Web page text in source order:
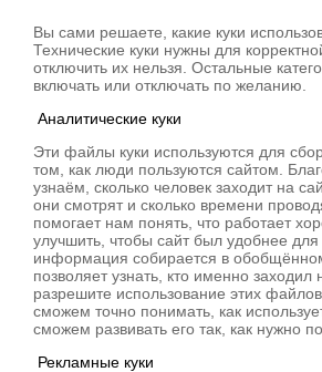
Вы сами решаете, какие куки
Технические куки нужны для
отключить их нельзя. Остальные
включать или отключать по желанию.
Аналитические куки
Эти файлы куки используются для
том, как люди пользуются сайтом.
узнаём, сколько человек заходит на
они смотрят и сколько времени
помогает нам понять, что работает
улучшить, чтобы сайт был удобнее для
информация собирается в
позволяет узнать, кто именно заходил
разрешите использование этих
сможем точно понимать, как
сможем развивать его так, как нужно
Рекламные куки